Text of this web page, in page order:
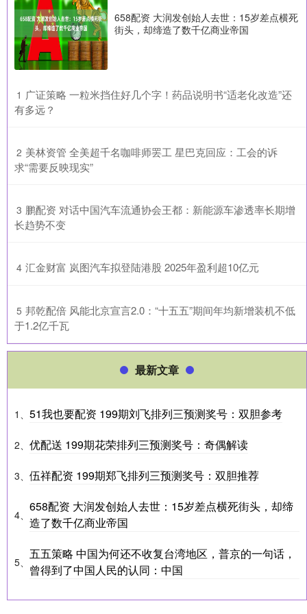
658配资 大润发创始人去世：15岁差点横死
街头，却缔造了数千亿商业帝国
1 ​广证策略 一粒米挡住好几个字！药品说明书“适老化改造”还
有多远？
2 ​美林资管 全美超千名咖啡师罢工 星巴克回应：工会的诉
求“需要反映现实”
3 ​鹏配资 对话中国汽车流通协会王都：新能源车渗透率长期增
长趋势不变
4 ​汇金财富 岚图汽车拟登陆港股 2025年盈利超10亿元
5 ​邦乾配倍 风能北京宣言2.0：“十五五”期间年均新增装机不低
于1.2亿千瓦
最新文章
1、 51我也要配资 199期刘飞排列三预测奖号：双胆参考
2、 优配送 199期花荣排列三预测奖号：奇偶解读
3、 伍祥配资 199期郑飞排列三预测奖号：双胆推荐
4、
658配资 大润发创始人去世：15岁差点横死街头，却缔
造了数千亿商业帝国
5、
五五策略 中国为何还不收复台湾地区，普京的一句话，
曾得到了中国人民的认同：中国